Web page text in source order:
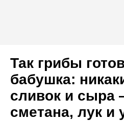
Так грибы
бабушка:
сливок и сыра
сметана, лук и